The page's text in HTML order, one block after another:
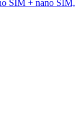
SIM + nano SIM,